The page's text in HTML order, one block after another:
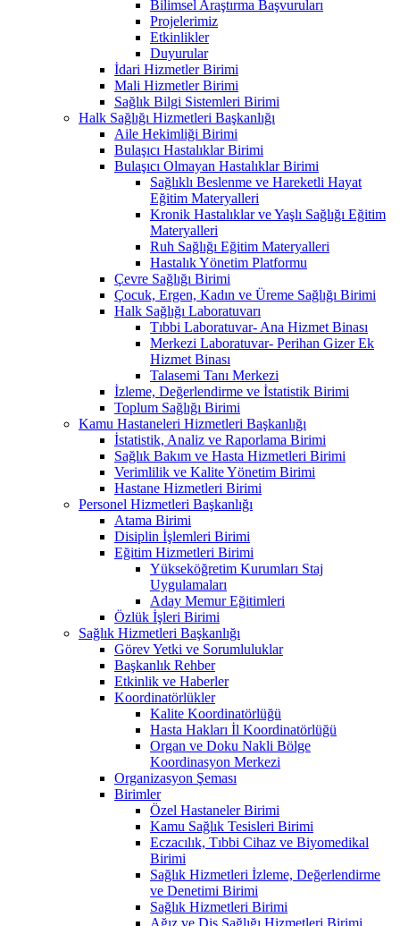
Bilimsel Araştırma Başvuruları
Projelerimiz
Etkinlikler
Duyurular
İdari Hizmetler Birimi
Mali Hizmetler Birimi
Sağlık Bilgi Sistemleri Birimi
Halk Sağlığı Hizmetleri Başkanlığı
Aile Hekimliği Birimi
Bulaşıcı Hastalıklar Birimi
Bulaşıcı Olmayan Hastalıklar Birimi
Sağlıklı Beslenme ve Hareketli Hayat
Eğitim Materyalleri
Kronik Hastalıklar ve Yaşlı Sağlığı Eğitim
Materyalleri
Ruh Sağlığı Eğitim Materyalleri
Hastalık Yönetim Platformu
Çevre Sağlığı Birimi
Çocuk, Ergen, Kadın ve Üreme Sağlığı Birimi
Halk Sağlığı Laboratuvarı
Tıbbi Laboratuvar- Ana Hizmet Binası
Merkezi Laboratuvar- Perihan Gizer Ek
Hizmet Binası
Talasemi Tanı Merkezi
İzleme, Değerlendirme ve İstatistik Birimi
Toplum Sağlığı Birimi
Kamu Hastaneleri Hizmetleri Başkanlığı
İstatistik, Analiz ve Raporlama Birimi
Sağlık Bakım ve Hasta Hizmetleri Birimi
Verimlilik ve Kalite Yönetim Birimi
Hastane Hizmetleri Birimi
Personel Hizmetleri Başkanlığı
Atama Birimi
Disiplin İşlemleri Birimi
Eğitim Hizmetleri Birimi
Yükseköğretim Kurumları Staj
Uygulamaları
Aday Memur Eğitimleri
Özlük İşleri Birimi
Sağlık Hizmetleri Başkanlığı
Görev Yetki ve Sorumluluklar
Başkanlık Rehber
Etkinlik ve Haberler
Koordinatörlükler
Kalite Koordinatörlüğü
Hasta Hakları İl Koordinatörlüğü
Organ ve Doku Nakli Bölge
Koordinasyon Merkezi
Organizasyon Şeması
Birimler
Özel Hastaneler Birimi
Kamu Sağlık Tesisleri Birimi
Eczacılık, Tıbbi Cihaz ve Biyomedikal
Birimi
Sağlık Hizmetleri İzleme, Değerlendirme
ve Denetimi Birimi
Sağlık Hizmetleri Birimi
Ağız ve Diş Sağlığı Hizmetleri Birimi